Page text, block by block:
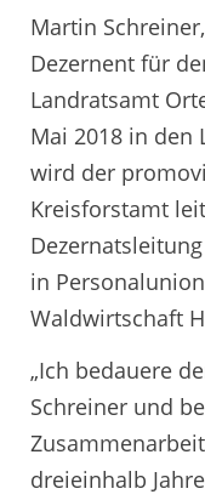
Martin
Dezernent für
Landratsamt
Mai 2018 in den
wird der
Kreisforstamt
in
Waldwirtschaft
„Ich bedauere
Schreiner und
dreieinhalb